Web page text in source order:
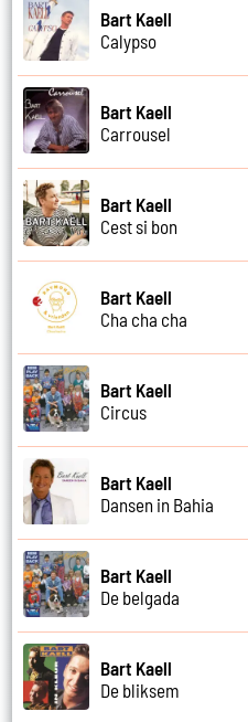
Bart Kaell
Calypso
Bart Kaell
Carrousel
Bart Kaell
Cest si bon
Bart Kaell
Cha cha cha
Bart Kaell
Circus
Bart Kaell
Dansen in Bahia
Bart Kaell
De belgada
Bart Kaell
De bliksem